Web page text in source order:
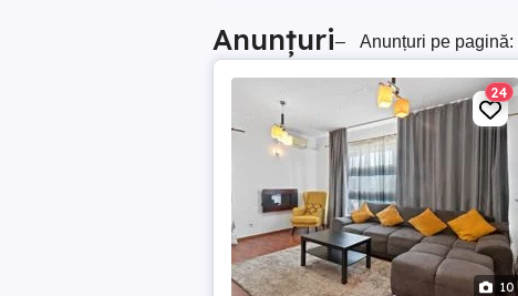
Anunțuri– Anunțuri pe pagină:
10
24